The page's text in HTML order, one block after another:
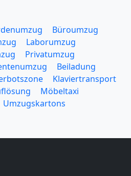
Büroumzug
Laborumzug
Privatumzug
Beiladung
Klaviertransport
Möbeltaxi
Umzugskartons